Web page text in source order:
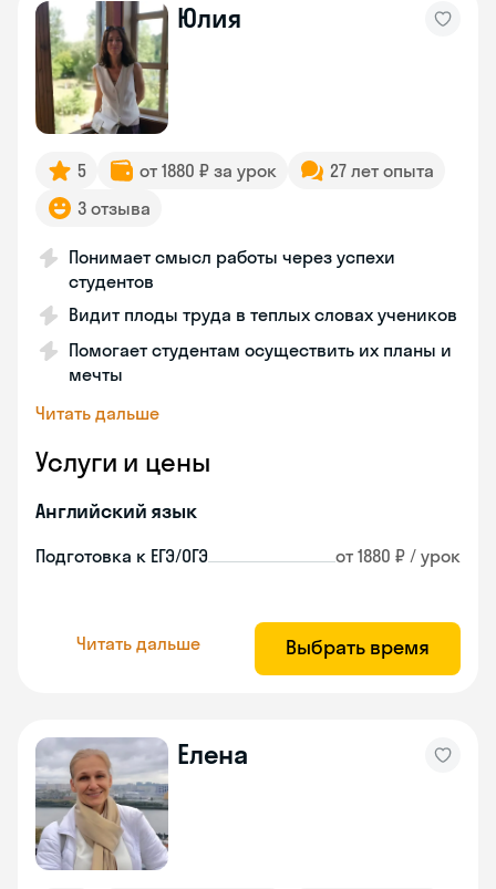
Юлия
5 от 1880 ₽ за урок
27 лет опыта
3 отзыва
Понимает смысл работы через успехи
студентов
Видит плоды труда в теплых словах учеников
Помогает студентам осуществить их планы и
мечты
Читать дальше
Услуги и цены
Английский язык
Подготовка к ЕГЭ/ОГЭ от 1880 ₽ / урок
Читать дальше Выбрать время
Елена